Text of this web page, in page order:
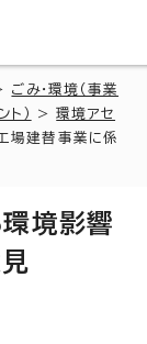
ごみ・環境（事業
） >環境アセ
場建替事業に係
境影響